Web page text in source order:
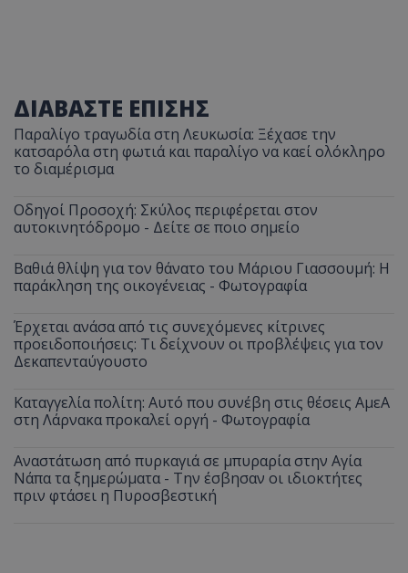
ΔΙΑΒΑΣΤΕ ΕΠΙΣΗΣ
Παραλίγο τραγωδία στη Λευκωσία: Ξέχασε την
κατσαρόλα στη φωτιά και παραλίγο να καεί ολόκληρο
το διαμέρισμα
Οδηγοί Προσοχή: Σκύλος περιφέρεται στον
αυτοκινητόδρομο - Δείτε σε ποιο σημείο
Βαθιά θλίψη για τον θάνατο του Μάριου Γιασσουμή: Η
παράκληση της οικογένειας - Φωτογραφία
Έρχεται ανάσα από τις συνεχόμενες κίτρινες
προειδοποιήσεις: Τι δείχνουν οι προβλέψεις για τον
Δεκαπενταύγουστο
Καταγγελία πολίτη: Αυτό που συνέβη στις θέσεις ΑμεΑ
στη Λάρνακα προκαλεί οργή - Φωτογραφία
Αναστάτωση από πυρκαγιά σε μπυραρία στην Αγία
Νάπα τα ξημερώματα - Την έσβησαν οι ιδιοκτήτες
πριν φτάσει η Πυροσβεστική